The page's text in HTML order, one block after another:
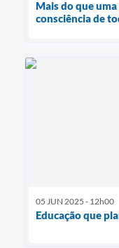
Mais do que
consciência de
05 JUN 2025 - 12h00
Educação que